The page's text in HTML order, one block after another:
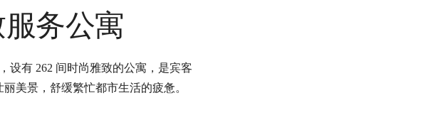
务公寓
设有 262 间时尚雅致的公寓，是宾客
美景，舒缓繁忙都市生活的疲惫。